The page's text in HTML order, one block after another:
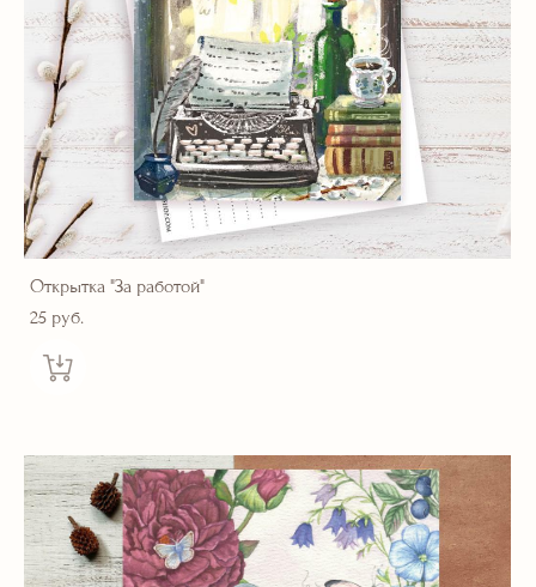
Открытка "За работой"
25 pуб.